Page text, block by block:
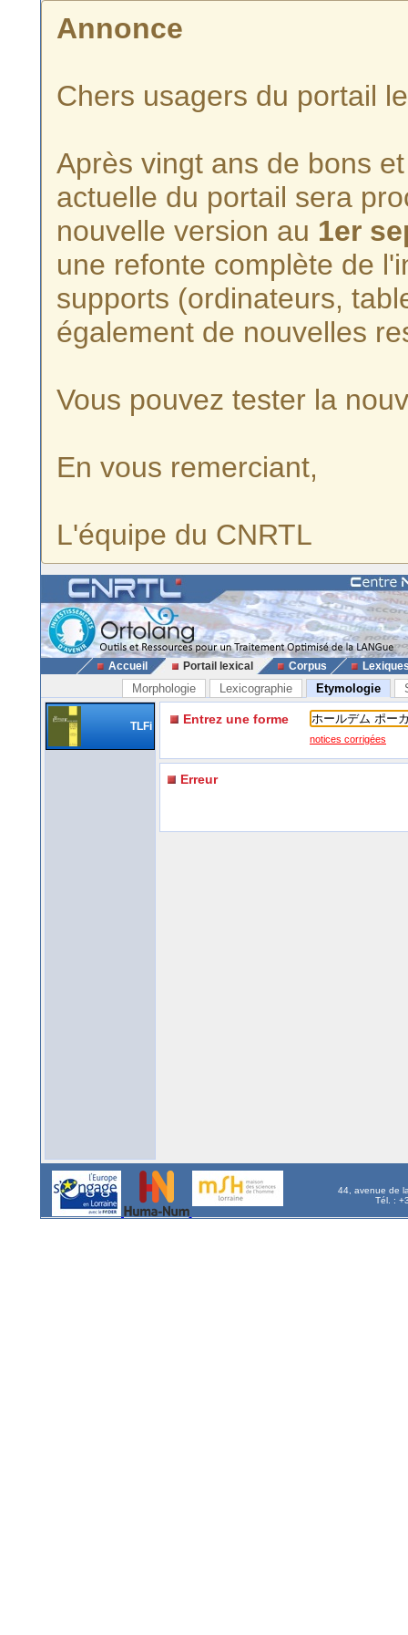
Annonce
Chers usagers du portail
Après vingt ans de bons
actuelle du portail sera
nouvelle version au 1er
une refonte complète de
supports (ordinateurs,
également de nouvelles
Vous pouvez tester la
En vous remerciant,
L'équipe du CNRTL
Accueil Portail lexical Corpus
Morphologie Lexicographie Etymologie
TLFi Entrez une forme
notices corrigées
Erreur
44, avenue de
Tél. :